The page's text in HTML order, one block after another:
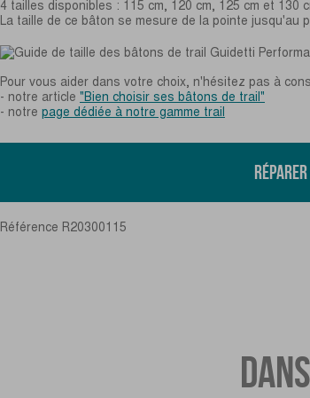
4 tailles disponibles : 115 cm, 120 cm, 125 cm et 130
La taille de ce bâton se mesure de la pointe jusqu'au
Pour vous aider dans votre choix, n'hésitez pas à
- notre article "Bien choisir ses bâtons de trail"
- notre page dédiée à notre gamme trail
Référence R20300115